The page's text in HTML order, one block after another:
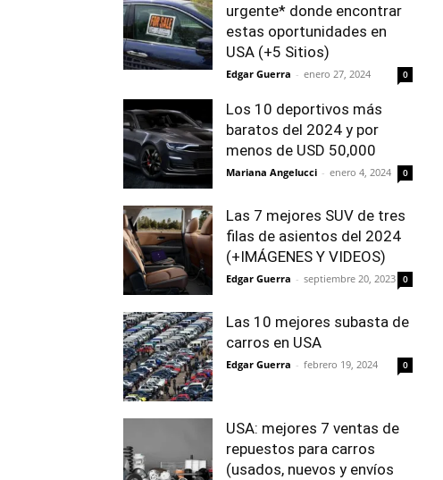
urgente* donde encontrar
estas oportunidades en
USA (+5 Sitios)
Edgar Guerra - enero 27, 2024 0
Los 10 deportivos más
baratos del 2024 y por
menos de USD 50,000
Mariana Angelucci - enero 4, 2024 0
Las 7 mejores SUV de tres
filas de asientos del 2024
(+IMÁGENES Y VIDEOS)
Edgar Guerra - septiembre 20, 2023 0
Las 10 mejores subasta de
carros en USA
Edgar Guerra - febrero 19, 2024 0
USA: mejores 7 ventas de
repuestos para carros
(usados, nuevos y envíos